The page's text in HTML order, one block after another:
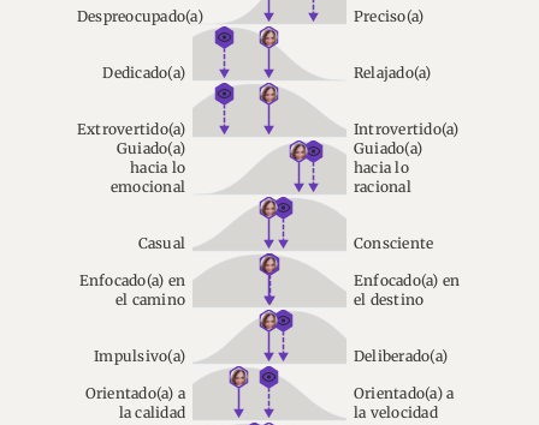
Despreocupado(a) Preciso(a)
Dedicado(a) Relajado(a)
Extrovertido(a)
Introvertido(a)
Guiado(a)
hacia lo
emocional
Guiado(a)
hacia lo
racional
Casual Consciente
Enfocado(a) en
el camino
Enfocado(a) en
el destino
Impulsivo(a) Deliberado(a)
Orientado(a) a
la calidad
Orientado(a) a
la velocidad